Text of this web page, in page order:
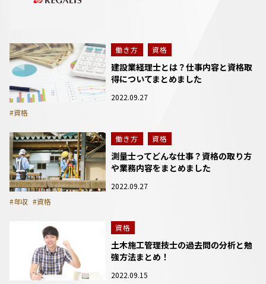
働き方 資格
建設業経理士とは？仕事内容と資格取
得についてまとめました
2022.09.27
#資格
働き方 資格
測量士ってどんな仕事？資格の取り方
や業務内容をまとめました
2022.09.27
#年収 #資格
資格
土木施工管理技士の過去問の分析と勉
強方法まとめ！
2022.09.15